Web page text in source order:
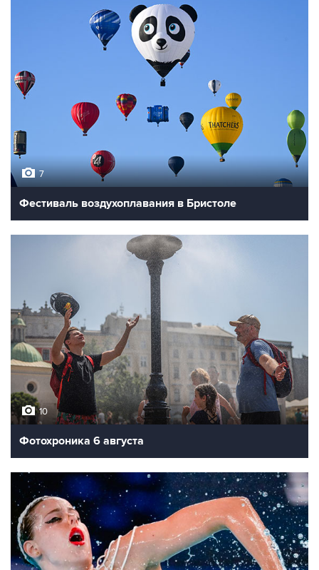
7
Фестиваль воздухоплавания в Бристоле
10
Фотохроника 6 августа